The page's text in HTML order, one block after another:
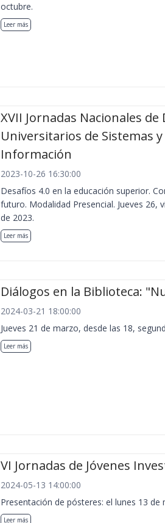
octubre.
Leer más
XVII Jornadas Nacionales de
Universitarios de Sistemas
Información
2023-10-26 16:30:00
Desafíos 4.0 en la educación superior.
futuro. Modalidad Presencial. Jueves 26,
de 2023.
Leer más
Diálogos en la Biblioteca:
2024-03-21 18:00:00
Jueves 21 de marzo, desde las 18,
Leer más
VI Jornadas de Jóvenes
2024-05-13 14:00:00
Presentación de pósteres: el lunes 13 de
Leer más